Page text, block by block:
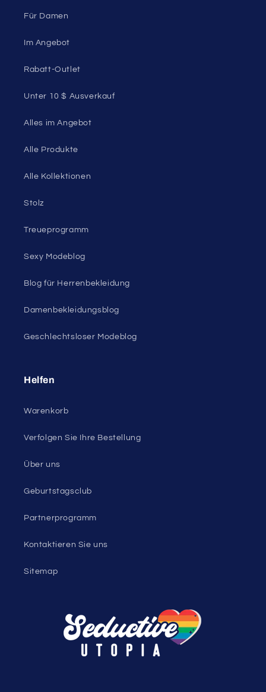
Für Damen
Im Angebot
Rabatt-Outlet
Unter 10 $ Ausverkauf
Alles im Angebot
Alle Produkte
Alle Kollektionen
Stolz
Treueprogramm
Sexy Modeblog
Blog für Herrenbekleidung
Damenbekleidungsblog
Geschlechtsloser Modeblog
Helfen
Warenkorb
Verfolgen Sie Ihre Bestellung
Über uns
Geburtstagsclub
Partnerprogramm
Kontaktieren Sie uns
Sitemap